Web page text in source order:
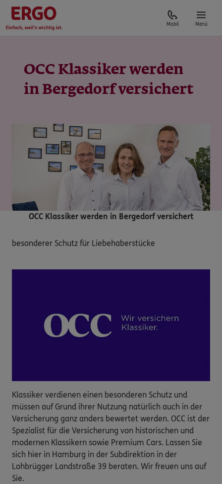
Mobil Menü
OCC Klassiker werden
in Bergedorf versichert
OCC Klassiker werden in Bergedorf versichert
besonderer Schutz für Liebehaberstücke
Klassiker verdienen einen besonderen Schutz und
müssen auf Grund ihrer Nutzung natürlich auch in der
Versicherung ganz anders bewertet werden. OCC ist der
Spezialist für die Versicherung von historischen und
modernen Klassikern sowie Premium Cars. Lassen Sie
sich hier in Hamburg in der Subdirektion in der
Lohbrügger Landstraße 39 beraten. Wir freuen uns auf
Sie.